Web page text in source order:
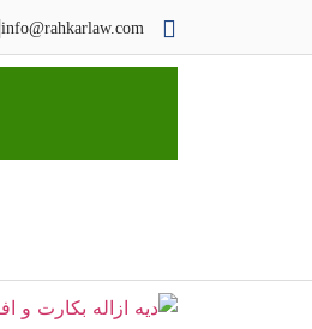
info@rahkarlaw.com